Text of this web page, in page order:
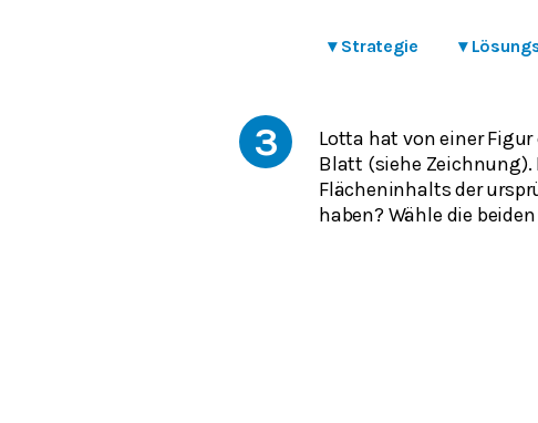
▾ Strategie ▾
3
Lotta hat von einer
Blatt (siehe Zeichnung).
Flächeninhalts der
haben? Wähle die